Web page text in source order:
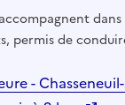
permis de
-